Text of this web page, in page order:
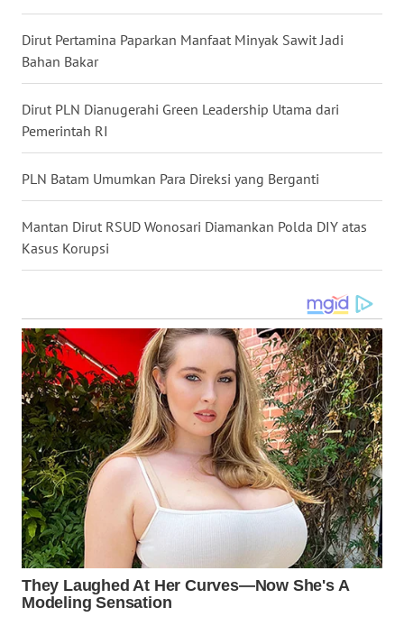
Dirut Pertamina Paparkan Manfaat Minyak Sawit Jadi
Bahan Bakar
Dirut PLN Dianugerahi Green Leadership Utama dari
Pemerintah RI
PLN Batam Umumkan Para Direksi yang Berganti
Mantan Dirut RSUD Wonosari Diamankan Polda DIY atas
Kasus Korupsi
WN
KALSEL
WN
WN
SULSEL
WN
GORONTALO
WN
SULUT
WN
MALUKU
WN